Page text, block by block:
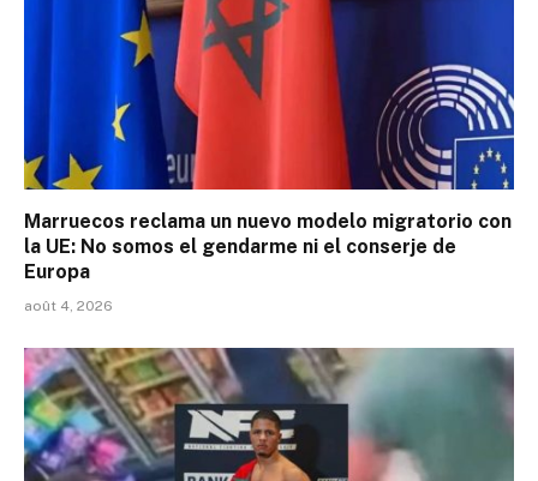
Marruecos reclama un nuevo modelo migratorio con
la UE: No somos el gendarme ni el conserje de
Europa
août 4, 2026